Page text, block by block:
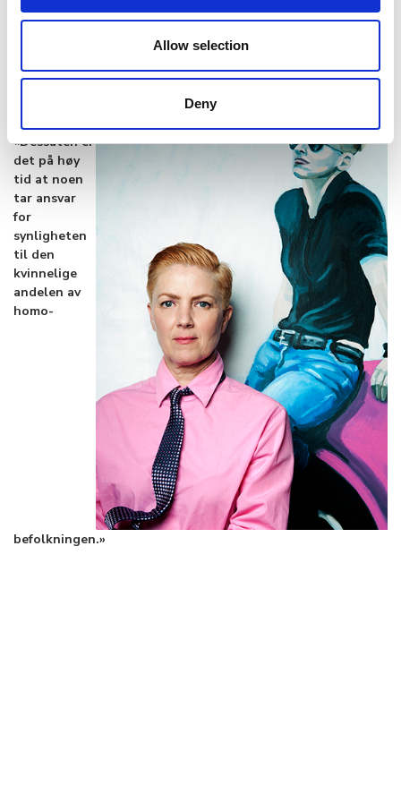
Allow selection
Deny
bamsete homsen for eksempel. Det feminine har lavere status
«Dessuten er
det på høy
tid at noen
tar ansvar
for
synligheten
til den
kvinnelige
andelen av
homo-
befolkningen.»